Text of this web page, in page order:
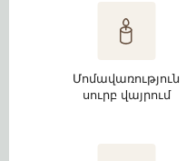
Մոմավառություն
սուրբ վայրում